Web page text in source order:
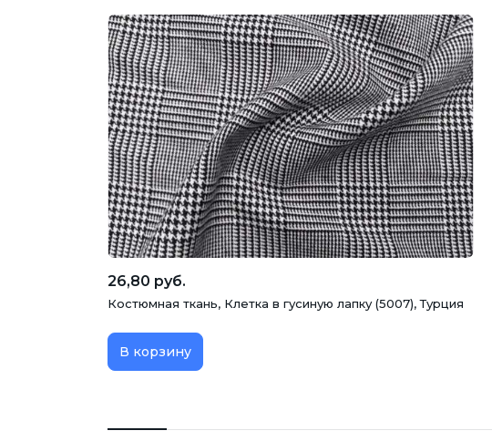
26,80 руб.
Костюмная ткань, Клетка в гусиную лапку (5007), Турция
В корзину